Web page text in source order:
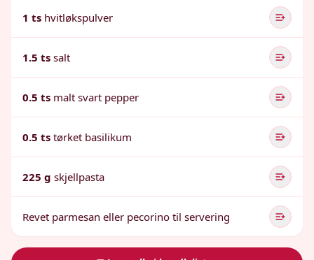
1 ts hvitløkspulver
1.5 ts salt
0.5 ts malt svart pepper
0.5 ts tørket basilikum
225 g skjellpasta
Revet parmesan eller pecorino til servering